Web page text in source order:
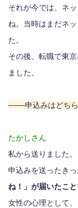
それが今では、ネ
ね。当時はまだネ
た。
その後、転職で東
ました。
───申込みはどち
たかしさん
私から送りました。
申込みを送ったき
ね！」が届いたこと
女性の心理として